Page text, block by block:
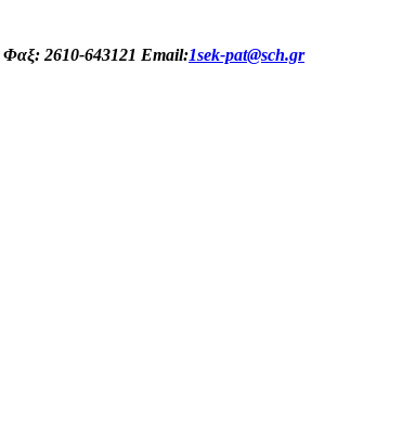
Φαξ: 2610-643121 Email:1sek-pat@sch.gr